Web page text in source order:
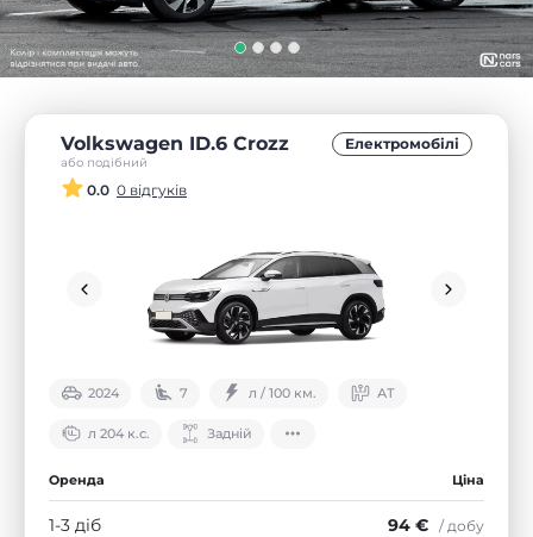
Volkswagen ID.6 Crozz
або подібний
Електромобілі
0.0 0 відгуків
2024 7 л / 100 км. АТ
л 204 к.с. Задній
Оренда Ціна
1-3 діб 94 € / добу